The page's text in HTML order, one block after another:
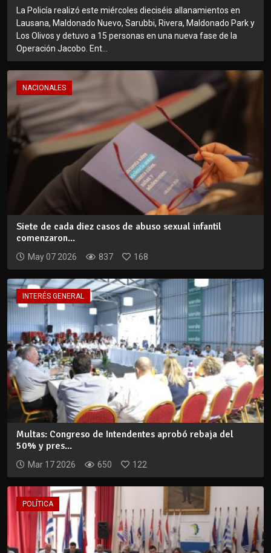
La Policía realizó este miércoles dieciséis allanamientos en
Lausana, Maldonado Nuevo, Sarubbi, Rivera, Maldonado Park y
Los Olivos y detuvo a 15 personas en una nueva fase de la
Operación Jacobo. Ent...
NACIONALES
Siete de cada diez casos de abuso sexual infantil
comenzaron...
May 07 2026 837 168
INTERÉS GENERAL
Multas: Congreso de Intendentes aprobó rebaja del
50% y pres...
Mar 17 2026 650 122
POLÍTICA